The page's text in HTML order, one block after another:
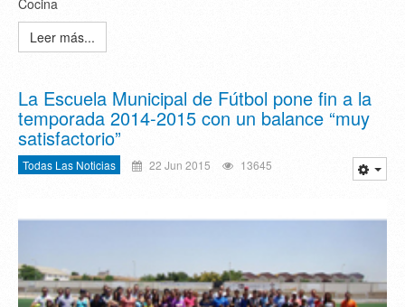
Leer más...
La Escuela Municipal de Fútbol pone fin a la
temporada 2014-2015 con un balance “muy
satisfactorio”
Todas Las Noticias 22 Jun 2015 13645